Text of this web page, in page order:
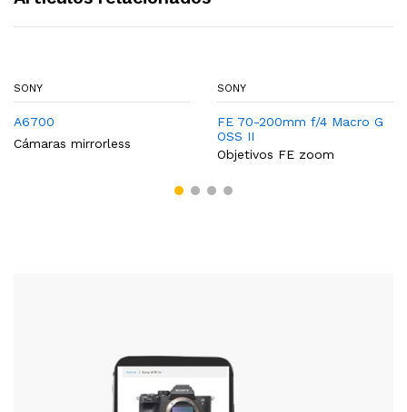
SONY
A6700
Cámaras mirrorless
SONY
FE 70-200mm f/4 Macro G
OSS II
Objetivos FE zoom